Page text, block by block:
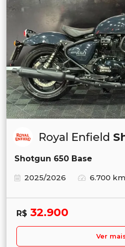
Royal Enfield
Shotgun 650 Base
2025/2026
6.700 km
R$ 32.900
Ver